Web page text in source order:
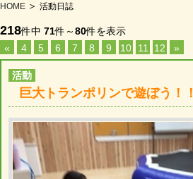
HOME 活動日誌
218件中 71件～80件を表示
«
4 5 6 7 8 9 10 11 12 »
活動
巨大トランポリンで遊ぼう！！